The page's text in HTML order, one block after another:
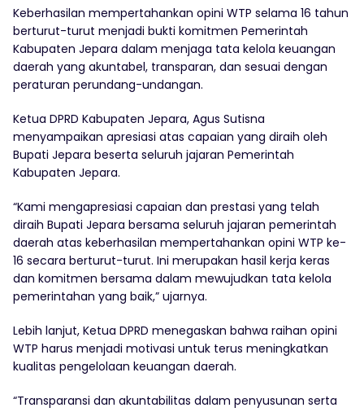
Keberhasilan mempertahankan opini WTP selama 16 tahun
berturut-turut menjadi bukti komitmen Pemerintah
Kabupaten Jepara dalam menjaga tata kelola keuangan
daerah yang akuntabel, transparan, dan sesuai dengan
peraturan perundang-undangan.
Ketua DPRD Kabupaten Jepara, Agus Sutisna
menyampaikan apresiasi atas capaian yang diraih oleh
Bupati Jepara beserta seluruh jajaran Pemerintah
Kabupaten Jepara.
“Kami mengapresiasi capaian dan prestasi yang telah
diraih Bupati Jepara bersama seluruh jajaran pemerintah
daerah atas keberhasilan mempertahankan opini WTP ke-
16 secara berturut-turut. Ini merupakan hasil kerja keras
dan komitmen bersama dalam mewujudkan tata kelola
pemerintahan yang baik,” ujarnya.
Lebih lanjut, Ketua DPRD menegaskan bahwa raihan opini
WTP harus menjadi motivasi untuk terus meningkatkan
kualitas pengelolaan keuangan daerah.
“Transparansi dan akuntabilitas dalam penyusunan serta